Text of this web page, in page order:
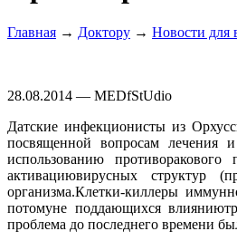
Главная → Доктору → Новости для
28.08.2014 — MEDfStUdio
Датские инфекционисты из
посвященной вопросам лечения
использованию
активациювирусных структур
организма.Клетки-киллеры
потомуне поддающихся
проблема до последнего времени